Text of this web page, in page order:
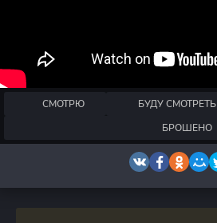
СМОТРЮ БУДУ СМОТРЕТЬ
БРОШЕНО